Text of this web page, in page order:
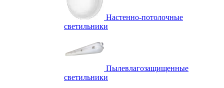
Настенно-потолочные
светильники
Пылевлагозащищенные
светильники